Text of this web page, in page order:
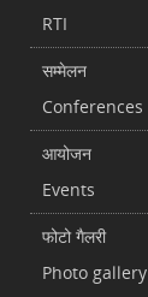
RTI
सम्मेलन
Conferences
आयोजन
Events
फोटो गैलरी
Photo gallery